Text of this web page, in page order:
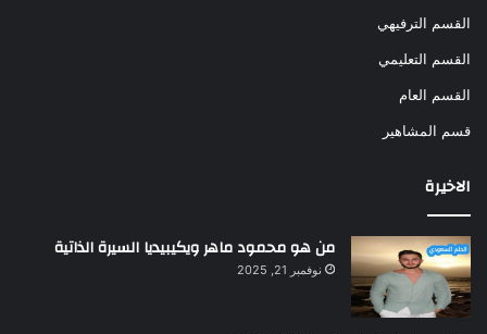
القسم الترفيهي
القسم التعليمي
القسم العام
قسم المشاهير
الاخيرة
من هو محمود ماهر ويكيبيديا السيرة الذاتية
نوفمبر 21, 2025